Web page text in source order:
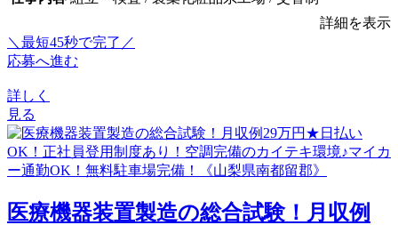
詳細を表示
＼最短45秒で完了／
応募へ進む
詳しく
見る
医療機器装置製造の総合試験！月収例